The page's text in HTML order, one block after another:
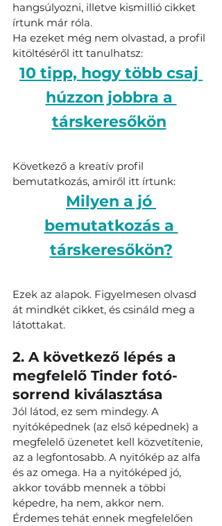
hangsúlyozni, illetve kismillió cikket
írtunk már róla.
Ha ezeket még nem olvastad, a profil
kitöltéséről itt tanulhatsz:
10 tipp, hogy több csaj
húzzon jobbra a
társkeresőkön
Következő a kreatív profil
bemutatkozás, amiről itt írtunk:
Milyen a jó
bemutatkozás a
társkeresőkön?
Ezek az alapok. Figyelmesen olvasd
át mindkét cikket, és csináld meg a
látottakat.
2. A következő lépés a
megfelelő Tinder fotó-
sorrend kiválasztása
Jól látod, ez sem mindegy. A
nyitóképednek (az első képednek) a
megfelelő üzenetet kell közvetítenie,
az a legfontosabb. A nyitókép az alfa
és az omega. Ha a nyitóképed jó,
akkor tovább mennek a többi
képedre, ha nem, akkor nem.
Érdemes tehát ennek megfelelően